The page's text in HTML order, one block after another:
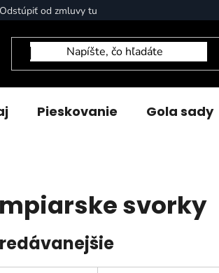
Odstúpiť od zmluvy tu
Pieskovanie Gola sady
svorky